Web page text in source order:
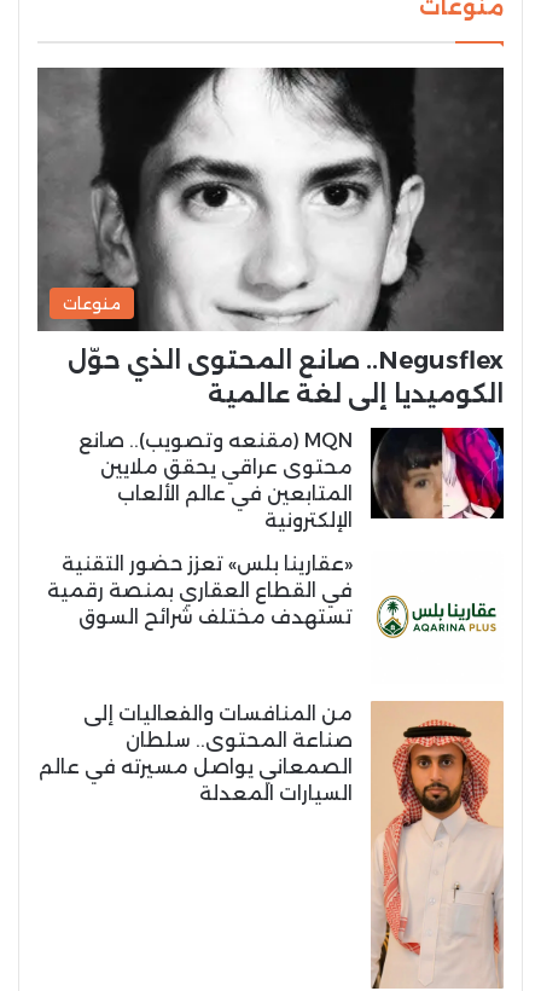
منوعات
منوعات
Negusflex.. صانع المحتوى الذي حوّل
الكوميديا إلى لغة عالمية
MQN (مقنعه وتصويب).. صانع
محتوى عراقي يحقق ملايين
المتابعين في عالم الألعاب
الإلكترونية
«عقارينا بلس» تعزز حضور التقنية
في القطاع العقاري بمنصة رقمية
تستهدف مختلف شرائح السوق
من المنافسات والفعاليات إلى
صناعة المحتوى.. سلطان
الصمعاني يواصل مسيرته في عالم
السيارات المعدلة